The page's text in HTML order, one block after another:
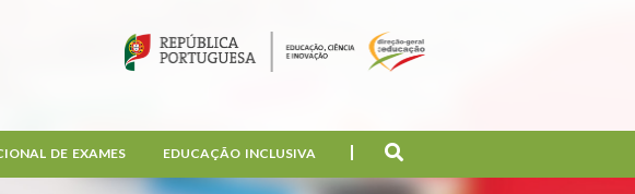
DE EXAMES EDUCAÇÃO INCLUSIVA